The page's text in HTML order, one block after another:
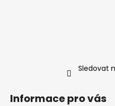
Sledovat
Informace pro vás